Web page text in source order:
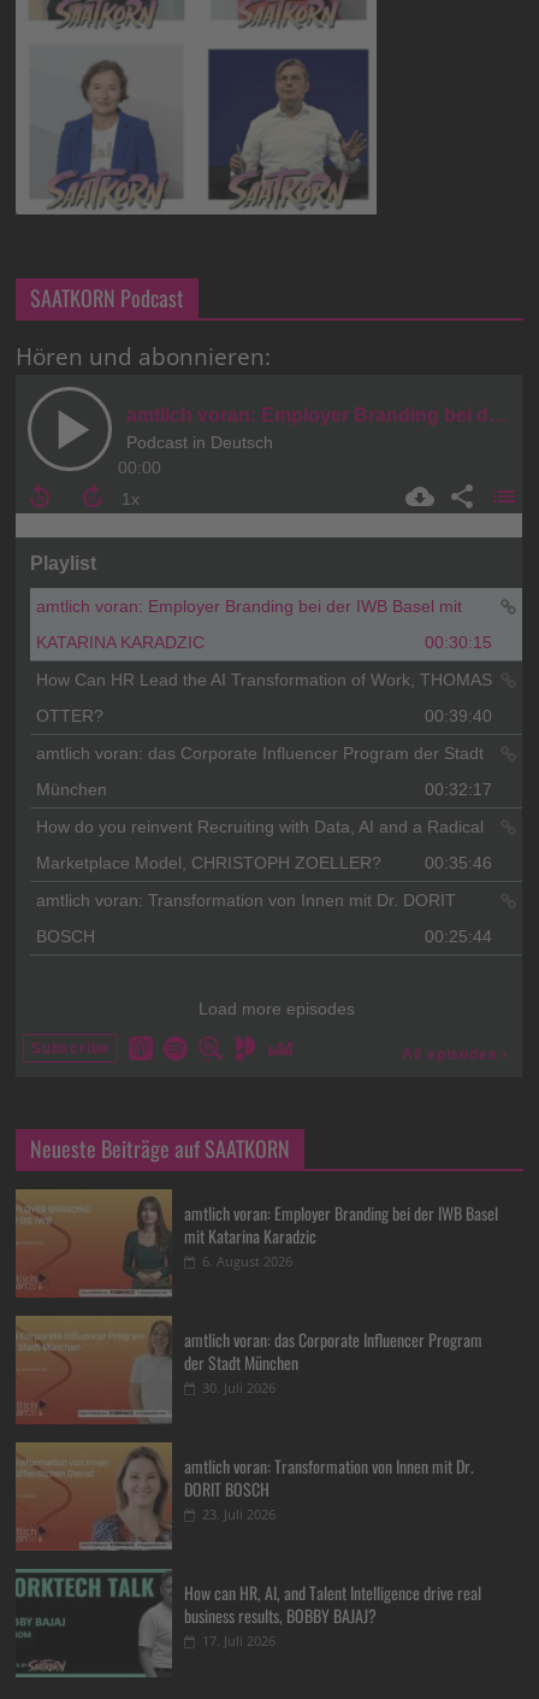
SAATKORN Podcast
Hören und abonnieren:
Neueste Beiträge auf SAATKORN
amtlich voran: Employer Branding bei der IWB Basel
mit Katarina Karadzic
6. August 2026
amtlich voran: das Corporate Influencer Program
der Stadt München
30. Juli 2026
amtlich voran: Transformation von Innen mit Dr.
DORIT BOSCH
23. Juli 2026
How can HR, AI, and Talent Intelligence drive real
business results, BOBBY BAJAJ?
17. Juli 2026